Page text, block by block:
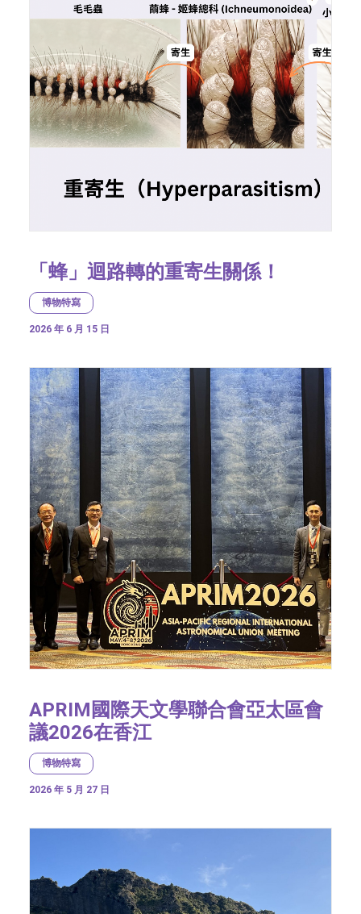
「蜂」迴路轉的重寄生關係！
博物特寫
2026 年 6 月 15 日
APRIM國際天文學聯合會亞太區會
議2026在香江
博物特寫
2026 年 5 月 27 日